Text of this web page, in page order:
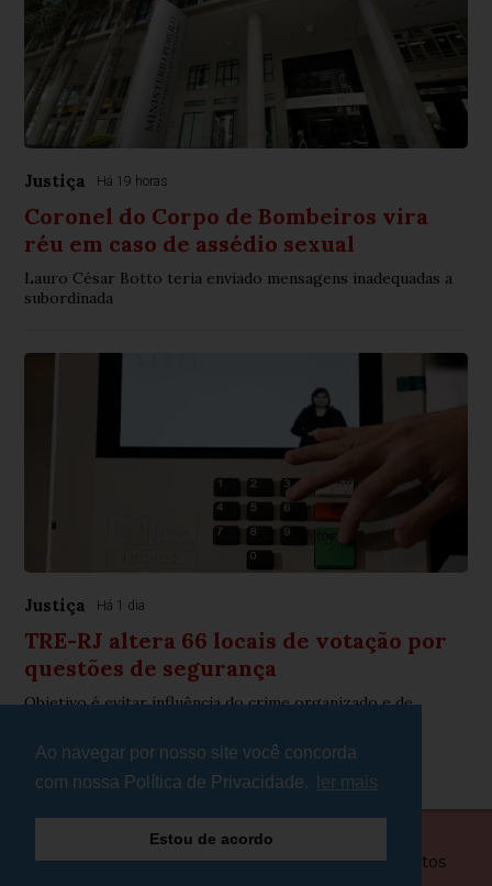
Ao navegar por nosso site você concorda
com nossa Política de Privacidade.
ler mais
Estou de acordo
Justiça Há 19 horas
Coronel do Corpo de Bombeiros vira
réu em caso de assédio sexual
Lauro César Botto teria enviado mensagens inadequadas a
subordinada
Justiça Há 1 dia
TRE-RJ altera 66 locais de votação por
questões de segurança
Objetivo é evitar influência do crime organizado e de
© Copyright 2026 - Plantão Minas - Todos os direitos